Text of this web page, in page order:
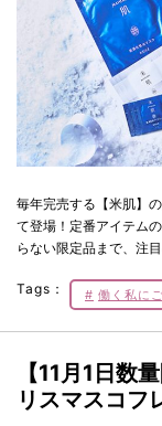
毎年完売する【米肌】
て登場！定番アイテム
らない限定品まで、注
Tags： 働く私に
【11月1日数
リスマスコフ